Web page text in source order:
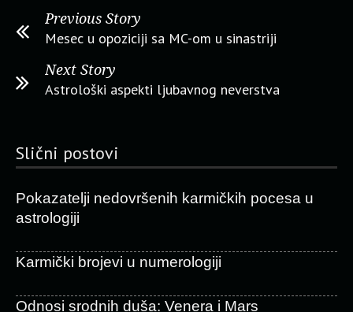
Previous Story
Mesec u opoziciji sa MC-om u sinastriji
Next Story
Astrološki aspekti ljubavnog neverstva
Slični postovi
Pokazatelji nedovršenih karmičkih pocesa u
astrologiji
Karmički brojevi u numerologiji
Odnosi srodnih duša: Venera i Mars